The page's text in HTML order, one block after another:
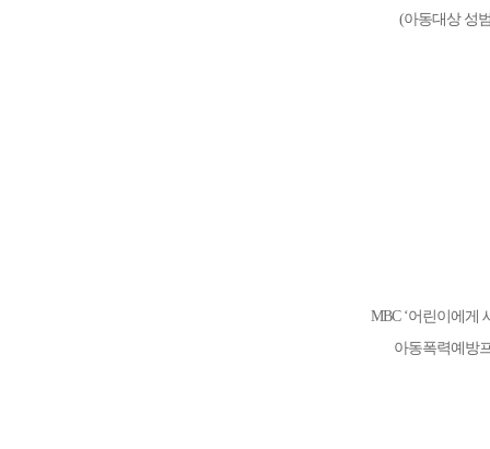
(아동대상 성
MBC ‘어린이에게
아동폭력예방